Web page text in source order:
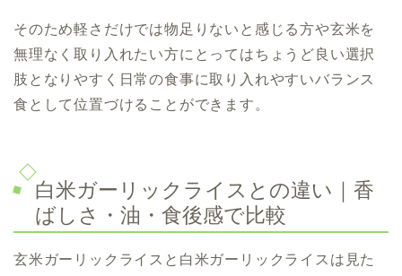
そのため軽さだけでは物足りないと感じる方や玄米を
無理なく取り入れたい方にとってはちょうど良い選択
肢となりやすく日常の食事に取り入れやすいバランス
食として位置づけることができます。
白米ガーリックライスとの違い｜香
ばしさ・油・食後感で比較
玄米ガーリックライスと白米ガーリックライスは見た